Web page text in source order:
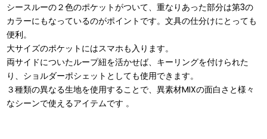
シースルーの２⾊のポケットがついて、重なりあった部分は第3の
カラーにもなっているのがポイントです。⽂具の仕分けにとっても
便利。
⼤サイズのポケットにはスマホも⼊ります。
両サイドについたループ紐を活かせば、キーリングを付けられた
り、ショルダーポシェットとしても使⽤できます。
３種類の異なる⽣地を使⽤することで、異素材MIXの⾯⽩さと様々
なシーンで使えるアイテムです 。